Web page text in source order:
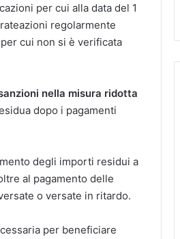
per cui alla data del 1
regolarmente
cui non si è verificata
nella misura ridotta
dopo i pagamenti
degli importi residui a
al pagamento delle
o versate in ritardo.
per beneficiare